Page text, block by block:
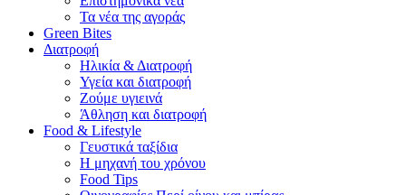
Τα νέα της αγοράς
Green Bites
Διατροφή
Ηλικία & Διατροφή
Υγεία και διατροφή
Ζούμε υγιεινά
Άθληση και διατροφή
Food & Lifestyle
Γευστικά ταξίδια
Η μηχανή του χρόνου
Food Tips